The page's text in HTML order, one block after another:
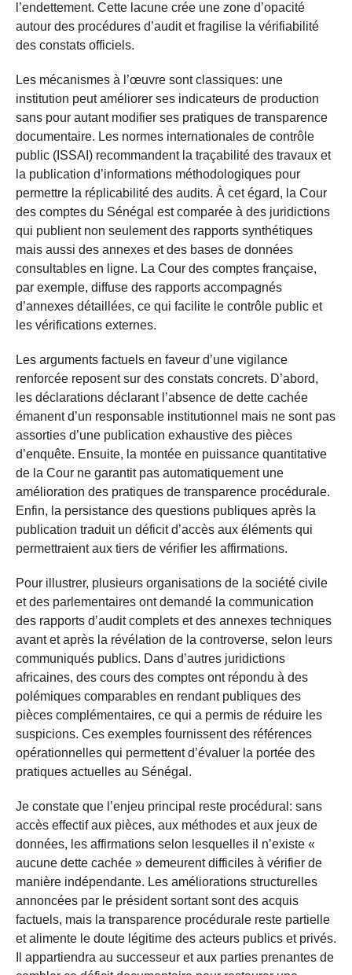
l’endettement. Cette lacune crée une zone d’opacité
autour des procédures d’audit et fragilise la vérifiabilité
des constats officiels.
Les mécanismes à l’œuvre sont classiques: une
institution peut améliorer ses indicateurs de production
sans pour autant modifier ses pratiques de transparence
documentaire. Les normes internationales de contrôle
public (ISSAI) recommandent la traçabilité des travaux et
la publication d’informations méthodologiques pour
permettre la réplicabilité des audits. À cet égard, la Cour
des comptes du Sénégal est comparée à des juridictions
qui publient non seulement des rapports synthétiques
mais aussi des annexes et des bases de données
consultables en ligne. La Cour des comptes française,
par exemple, diffuse des rapports accompagnés
d’annexes détaillées, ce qui facilite le contrôle public et
les vérifications externes.
Les arguments factuels en faveur d’une vigilance
renforcée reposent sur des constats concrets. D’abord,
les déclarations déclarant l’absence de dette cachée
émanent d’un responsable institutionnel mais ne sont pas
assorties d’une publication exhaustive des pièces
d’enquête. Ensuite, la montée en puissance quantitative
de la Cour ne garantit pas automatiquement une
amélioration des pratiques de transparence procédurale.
Enfin, la persistance des questions publiques après la
publication traduit un déficit d’accès aux éléments qui
permettraient aux tiers de vérifier les affirmations.
Pour illustrer, plusieurs organisations de la société civile
et des parlementaires ont demandé la communication
des rapports d’audit complets et des annexes techniques
avant et après la révélation de la controverse, selon leurs
communiqués publics. Dans d’autres juridictions
africaines, des cours des comptes ont répondu à des
polémiques comparables en rendant publiques des
pièces complémentaires, ce qui a permis de réduire les
suspicions. Ces exemples fournissent des références
opérationnelles qui permettent d’évaluer la portée des
pratiques actuelles au Sénégal.
Je constate que l’enjeu principal reste procédural: sans
accès effectif aux pièces, aux méthodes et aux jeux de
données, les affirmations selon lesquelles il n’existe «
aucune dette cachée » demeurent difficiles à vérifier de
manière indépendante. Les améliorations structurelles
annoncées par le président sortant sont des acquis
factuels, mais la transparence procédurale reste partielle
et alimente le doute légitime des acteurs publics et privés.
Il appartiendra au successeur et aux parties prenantes de